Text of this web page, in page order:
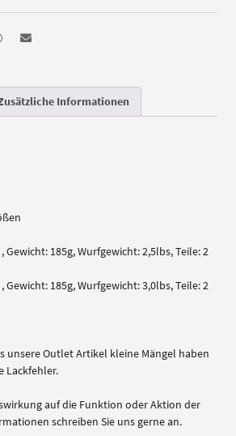
Informationen
Gewicht: 185g, Wurfgewicht: 2,5lbs, Teile: 2
Gewicht: 185g, Wurfgewicht: 3,0lbs, Teile: 2
unsere Outlet Artikel kleine Mängel haben
Lackfehler.
auf die Funktion oder Aktion der
schreiben Sie uns gerne an.